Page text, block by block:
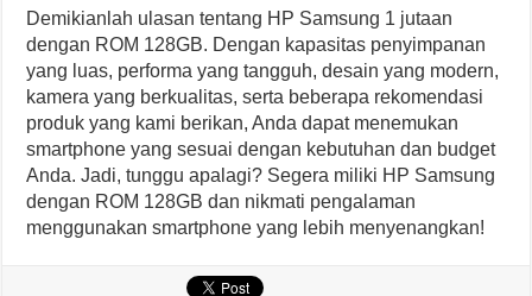
Demikianlah ulasan tentang HP Samsung 1 jutaan
dengan ROM 128GB. Dengan kapasitas penyimpanan
yang luas, performa yang tangguh, desain yang modern,
kamera yang berkualitas, serta beberapa rekomendasi
produk yang kami berikan, Anda dapat menemukan
smartphone yang sesuai dengan kebutuhan dan budget
Anda. Jadi, tunggu apalagi? Segera miliki HP Samsung
dengan ROM 128GB dan nikmati pengalaman
menggunakan smartphone yang lebih menyenangkan!